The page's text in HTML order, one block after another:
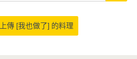
[我也做了] 的料理